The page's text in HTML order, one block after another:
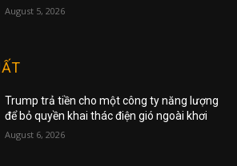
August 5, 2026
Trump trả tiền cho một công ty năng lượng
để bỏ quyền khai thác điện gió ngoài khơi
August 6, 2026